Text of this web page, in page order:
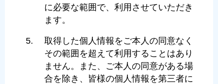
に必要な範囲で、利用させていただき
ます。
取得した個人情報をご本人の同意なく
その範囲を超えて利用することはあり
ません。また、ご本人の同意がある場
合を除き、皆様の個人情報を第三者に